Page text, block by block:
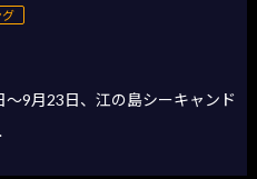
グ
9月23日、江の島シーキャンド